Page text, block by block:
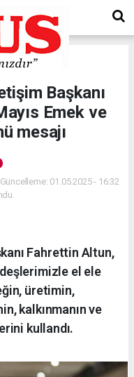
Başkanı
Emek ve
mesajı
01.05.2025 - 16:32
Fahrettin Altun,
el ele
üretimin,
kalkınmanın ve
kullandı.